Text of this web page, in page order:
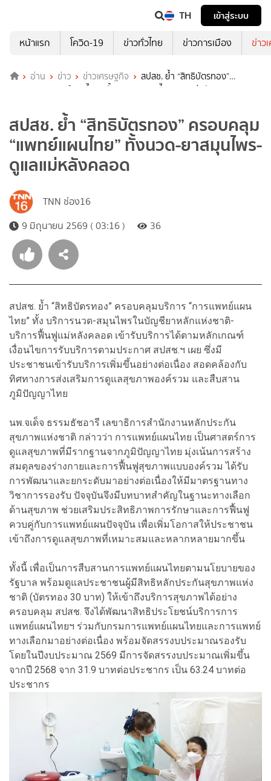
TH
เข้าสู่ระบบ
หน้าแรก
โควิด-19 ข่าวทั่วไทย ข่าวการเมือง ข่าว
อ่าน ข่าว ข่าวเศรษฐกิจ
สปสช. ย้ำ “สิทธิบัตรทอง”
ครอบคลุม “แพทย์แผนไทย” ทั้งนวด-ยาสมุนไพร-ดูแลแม่หลังคลอด
สปสช. ย้ำ “สิทธิบัตรทอง” ครอบคลุม
“แพทย์แผนไทย” ทั้งนวด-ยาสมุนไพร-
ดูแลแม่หลังคลอด
TNN ช่อง16
9 มิถุนายน 2569 ( 03:16 )
36
สปสช. ย้ำ “สิทธิบัตรทอง” ครอบคลุมบริการ “การแพทย์แผน
ไทย” ทั้ง บริการนวด-สมุนไพรในบัญชียาหลักแห่งชาติ-
บริการฟื้นฟูแม่หลังคลอด เข้ารับบริการได้ตามหลักเกณฑ์
เงื่อนไขการรับบริการตามประกาศ สปสช.ฯ เผย ซึ่งมี
ประชาชนเข้ารับบริการเพิ่มขึ้นอย่างต่อเนื่อง สอดคล้องกับ
ทิศทางการส่งเสริมการดูแลสุขภาพองค์รวม และสืบสาน
ภูมิปัญญาไทย
นพ.จเด็จ ธรรมธัชอารี เลขาธิการสำนักงานหลักประกัน
สุขภาพแห่งชาติ กล่าวว่า การแพทย์แผนไทย เป็นศาสตร์การ
ดูแลสุขภาพที่มีรากฐานจากภูมิปัญญาไทย มุ่งเน้นการสร้าง
สมดุลของร่างกายและการฟื้นฟูสุขภาพแบบองค์รวม ได้รับ
การพัฒนาและยกระดับมาอย่างต่อเนื่องให้มีมาตรฐานทาง
วิชาการรองรับ ปัจจุบันจึงมีบทบาทสำคัญในฐานะทางเลือก
ด้านสุขภาพ ช่วยเสริมประสิทธิภาพการรักษาและการฟื้นฟู
ควบคู่กับการแพทย์แผนปัจจุบัน เพื่อเพิ่มโอกาสให้ประชาชน
เข้าถึงการดูแลสุขภาพที่เหมาะสมและหลากหลายมากขึ้น
ทั้งนี้ เพื่อเป็นการสืบสานการแพทย์แผนไทยตามนโยบายของ
รัฐบาล พร้อมดูแลประชาชนผู้มีสิทธิหลักประกันสุขภาพแห่ง
ชาติ (บัตรทอง 30 บาท) ให้เข้าถึงบริการสุขภาพได้อย่าง
ครอบคลุม สปสช. จึงได้พัฒนาสิทธิประโยชน์บริการการ
แพทย์แผนไทยฯ ร่วมกับกรมการแพทย์แผนไทยและการแพทย์
ทางเลือกมาอย่างต่อเนื่อง พร้อมจัดสรรงบประมาณรองรับ
โดยในปีงบประมาณ 2569 มีการจัดสรรงบประมาณเพิ่มขึ้น
จากปี 2568 จาก 31.9 บาทต่อประชากร เป็น 63.24 บาทต่อ
ประชากร